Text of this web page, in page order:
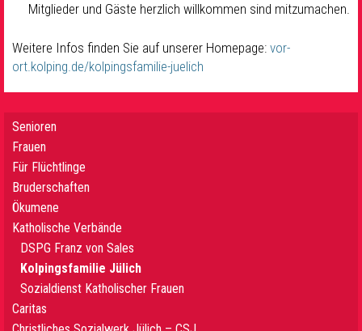
Mitglieder und Gäste herzlich willkommen sind mitzumachen.
Weitere Infos finden Sie auf unserer Homepage: vor-
ort.kolping.de/kolpingsfamilie-juelich
Senioren
Frauen
Für Flüchtlinge
Bruderschaften
Ökumene
Katholische Verbände
DSPG Franz von Sales
Kolpingsfamilie Jülich
Sozialdienst Katholischer Frauen
Caritas